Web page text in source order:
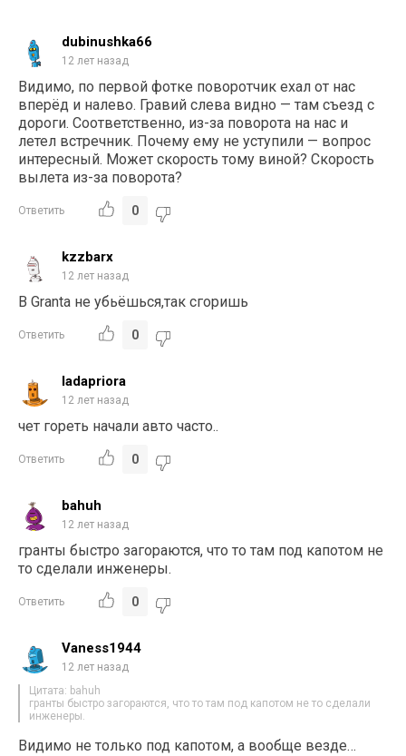
dubinushka66
12 лет назад
Видимо, по первой фотке поворотчик ехал от нас
вперёд и налево. Гравий слева видно — там съезд с
дороги. Соответственно, из-за поворота на нас и
летел встречник. Почему ему не уступили — вопрос
интересный. Может скорость тому виной? Скорость
вылета из-за поворота?
Ответить 0
kzzbarx
12 лет назад
В Granta не убьёшься,так сгоришь
Ответить 0
ladapriora
12 лет назад
чет гореть начали авто часто..
Ответить 0
bahuh
12 лет назад
гранты быстро загораются, что то там под капотом не
то сделали инженеры.
Ответить 0
Vaness1944
12 лет назад
Цитата: bahuh
гранты быстро загораются, что то там под капотом не то сделали
инженеры.
Видимо не только под капотом, а вообще везде…